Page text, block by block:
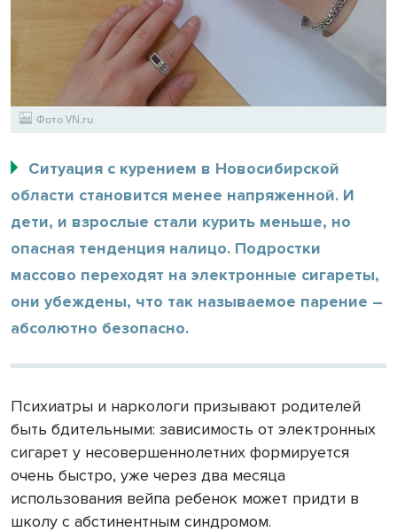
Фото VN.ru
Ситуация с курением в Новосибирской
области становится менее напряженной. И
дети, и взрослые стали курить меньше, но
опасная тенденция налицо. Подростки
массово переходят на электронные сигареты,
они убеждены, что так называемое парение –
абсолютно безопасно.
Психиатры и наркологи призывают родителей
быть бдительными: зависимость от электронных
сигарет у несовершеннолетних формируется
очень быстро, уже через два месяца
использования вейпа ребенок может придти в
школу с абстинентным синдромом.